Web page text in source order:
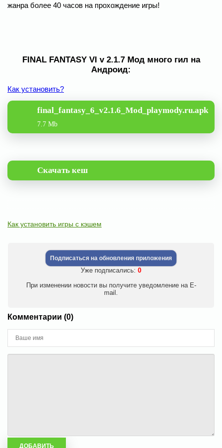
жанра более 40 часов на прохождение игры!
FINAL FANTASY VI v 2.1.7 Мод много гил на
Андроид:
Как установить?
final_fantasy_6_v2.1.6_Mod_playmody.ru.apk
7.7 Mb
Скачать кеш
Как установить игры с кэшем
Подписаться на обновления приложения
Уже подписались: 0
При изменении новости вы получите уведомление на E-
mail.
Комментарии (0)